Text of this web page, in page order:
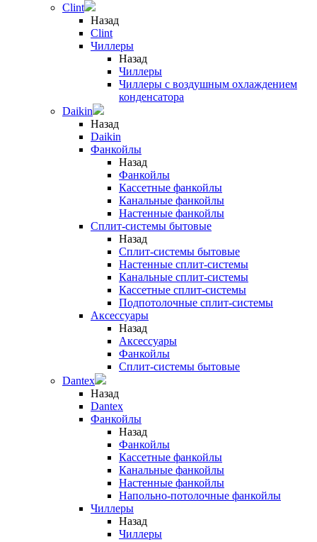
Clint
Назад
Clint
Чиллеры
Назад
Чиллеры
Чиллеры с воздушным охлаждением
конденсатора
Daikin
Назад
Daikin
Фанкойлы
Назад
Фанкойлы
Кассетные фанкойлы
Канальные фанкойлы
Настенные фанкойлы
Сплит-системы бытовые
Назад
Сплит-системы бытовые
Настенные сплит-системы
Канальные сплит-системы
Кассетные сплит-системы
Подпотолочные сплит-системы
Аксессуары
Назад
Аксессуары
Фанкойлы
Сплит-системы бытовые
Dantex
Назад
Dantex
Фанкойлы
Назад
Фанкойлы
Кассетные фанкойлы
Канальные фанкойлы
Настенные фанкойлы
Напольно-потолочные фанкойлы
Чиллеры
Назад
Чиллеры